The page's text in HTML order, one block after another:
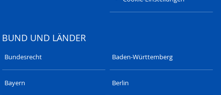
BUND UND LÄNDER
Bundesrecht Baden-Württemberg
Bayern Berlin